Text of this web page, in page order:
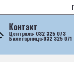
Контакт
Централа: 032 325 073
Билетарница:032 325 071